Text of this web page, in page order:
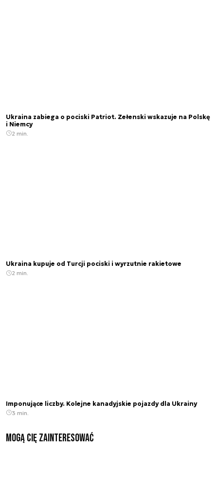
Ukraina zabiega o pociski Patriot. Zełenski wskazuje na Polskę
i Niemcy
2 min.
Ukraina kupuje od Turcji pociski i wyrzutnie rakietowe
2 min.
Imponujące liczby. Kolejne kanadyjskie pojazdy dla Ukrainy
3 min.
Mogą Cię zainteresować